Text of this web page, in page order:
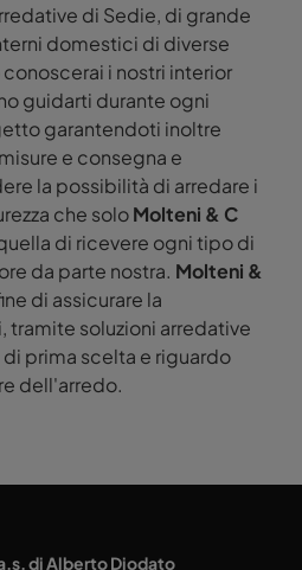
di Sedie, di grande
domestici di diverse
i nostri interior
guidarti durante ogni
garantendoti inoltre
e consegna e
la possibilità di arredare i
che soloMolteni & C
di ricevere ogni tipo di
da parte nostra. Molteni &
di assicurare la
tramite soluzioni arredative
prima scelta e riguardo
dell'arredo.
di Alberto Diodato